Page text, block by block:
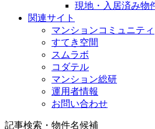
現地・入居済み物
関連サイト
マンションコミュニティ
すてき空間
スムラボ
コダテル
マンション総研
運用者情報
お問い合わせ
記事検索・物件名候補